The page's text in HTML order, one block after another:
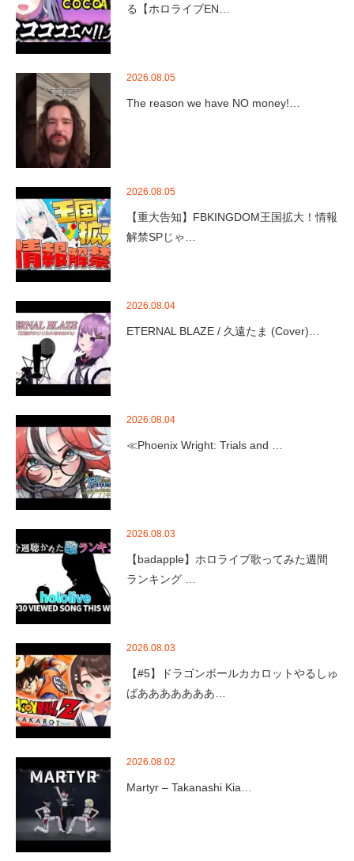
る【ホロライブEN…
2026.08.05
The reason we have NO money!…
2026.08.05
【重大告知】FBKINGDOM王国拡大！情報
解禁SPじゃ…
2026.08.04
ETERNAL BLAZE / 久遠たま (Cover)…
2026.08.04
≪Phoenix Wright: Trials and …
2026.08.03
【badapple】ホロライブ歌ってみた週間
ランキング …
2026.08.03
【#5】ドラゴンボールカカロットやるしゅ
ばあああああああ…
2026.08.02
Martyr – Takanashi Kia…